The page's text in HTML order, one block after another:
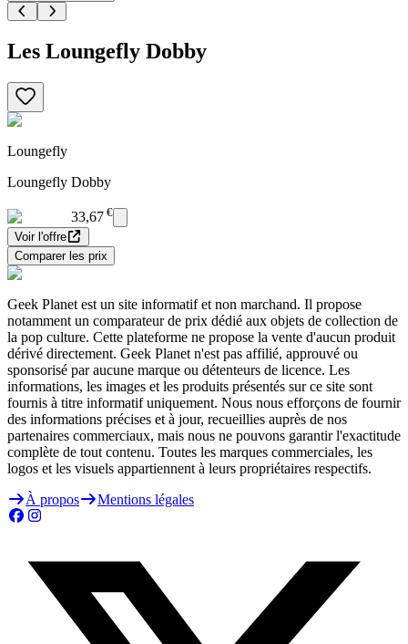
Les Loungefly Dobby
Loungefly
Loungefly Dobby
33,67 €
Voir l'offre
Comparer les prix
Geek Planet est un site informatif et non marchand. Il propose
notamment un comparateur de prix dédié aux objets de collection de
la pop culture. Cette plateforme ne propose la vente d'aucun produit
dérivé directement. Geek Planet n'est pas affilié, approuvé ou
sponsorisé par aucune marque ou détenteurs de licence. Les
informations, les images et les produits présentés sur ce site sont
fournis à titre informatif uniquement. Nous nous efforçons de fournir
des informations précises et à jour, recueillies auprès de nos
partenaires commerciaux, mais nous ne pouvons garantir l'exactitude
complète de tout contenu. Toutes les marques commerciales, les
logos et les visuels appartiennent à leurs propriétaires respectifs.
À propos
Mentions légales